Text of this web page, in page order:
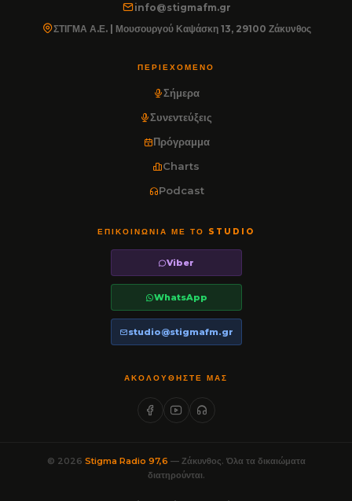
info@stigmafm.gr
ΣΤΙΓΜΑ Α.Ε. | Μουσουργού Καψάσκη 13, 29100 Ζάκυνθος
ΠΕΡΙΕΧΌΜΕΝΟ
Σήμερα
Συνεντεύξεις
Πρόγραμμα
Charts
Podcast
ΕΠΙΚΟΙΝΩΝΊΑ ΜΕ ΤΟ STUDIO
Viber
WhatsApp
studio@stigmafm.gr
ΑΚΟΛΟΥΘΉΣΤΕ ΜΑΣ
© 2026 Stigma Radio 97,6 — Ζάκυνθος. Όλα τα δικαιώματα
διατηρούνται.